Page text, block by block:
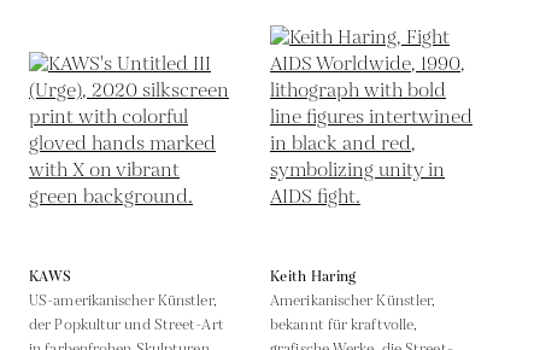
KAWS
US-amerikanischer Künstler,
der Popkultur und Street-Art
Keith Haring
Amerikanischer Künstler,
bekannt für kraftvolle,